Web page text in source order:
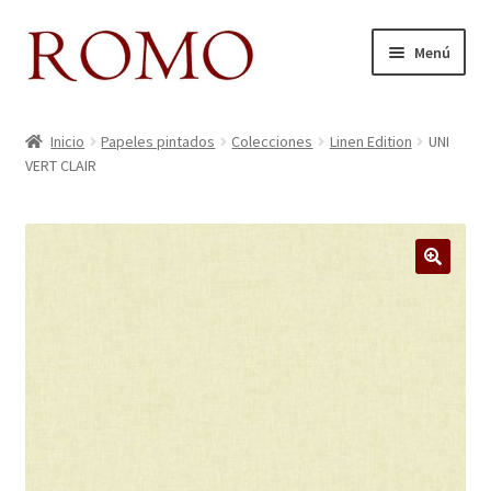
Ir
Ir
al
Menú
Aviso legal
Blog
Inicio Papeles pintados Colecciones Linen Edition
UNI
VERT CLAIR